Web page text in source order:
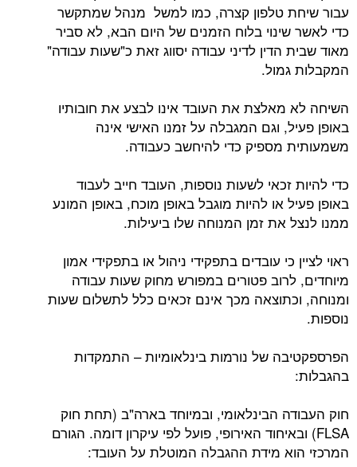
עבור שיחת טלפון קצרה, כמו למשל מנהל שמתקשר
כדי לאשר שינוי בלוח הזמנים של היום הבא, לא סביר
מאוד שבית הדין לדיני עבודה יסווג זאת כ"שעות עבודה"
המקבלות גמול.
השיחה לא מאלצת את העובד אינו לבצע את חובותיו
באופן פעיל, וגם המגבלה על זמנו האישי אינה
משמעותית מספיק כדי להיחשב כעבודה.
כדי להיות זכאי לשעות נוספות, העובד חייב לעבוד
באופן פעיל או להיות מוגבל באופן מוכח, באופן המונע
ממנו לנצל את זמן המנוחה שלו ביעילות.
ראוי לציין כי עובדים בתפקידי ניהול או בתפקידי אמון
מיוחדים, לרוב פטורים במפורש מחוק שעות עבודה
ומנוחה, וכתוצאה מכך אינם זכאים כלל לתשלום שעות
נוספות.
הפרספקטיבה של נורמות בינלאומיות – התמקדות
בהגבלות:
חוק העבודה הבינלאומי, ובמיוחד בארה"ב (תחת חוק
FLSA) ובאיחוד האירופי, פועל לפי עיקרון דומה. הגורם
המרכזי הוא מידת ההגבלה המוטלת על העובד: